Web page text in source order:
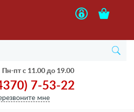
Пн-пт с 11.00 до 19.00
7-53-22
мне